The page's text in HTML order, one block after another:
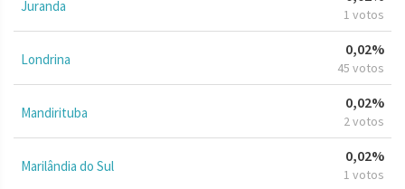
Juranda 1 votos
Londrina
0,02%
45 votos
Mandirituba
0,02%
2 votos
Marilândia do Sul
0,02%
1 votos